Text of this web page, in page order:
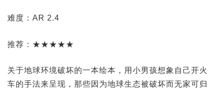
难度：AR 2.4
推荐：★★★★★
关于地球环境破坏的一本绘本，用小男孩想象自己开火
车的手法来呈现，那些因为地球生态被破坏而无家可归